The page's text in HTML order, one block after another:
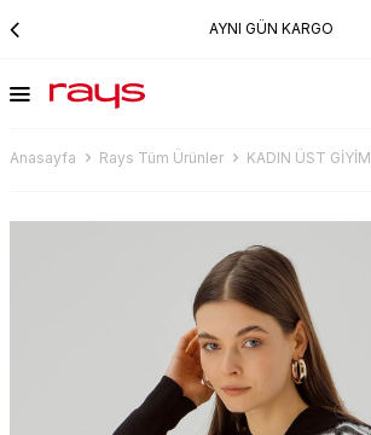
AYNI GÜN KARGO
Anasayfa Rays Tüm Ürünler KADIN ÜST GİYİM